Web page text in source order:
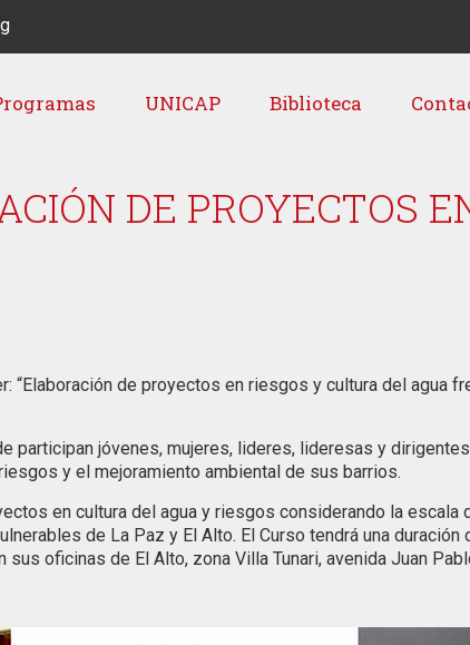
UNICAP Biblioteca
DE PROYECTOS
de proyectos en riesgos y cultura del agua
participan jóvenes, mujeres, lideres, lideresas y
y el mejoramiento ambiental de sus barrios.
en cultura del agua y riesgos considerando la
de La Paz y El Alto. El Curso tendrá una
oficinas de El Alto, zona Villa Tunari, avenida Juan